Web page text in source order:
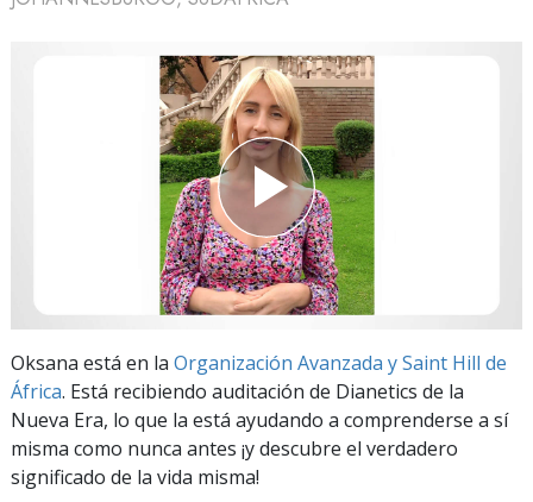
Oksana está en la Organización Avanzada y Saint Hill de
África. Está recibiendo auditación de Dianetics de la
Nueva Era, lo que la está ayudando a comprenderse a sí
misma como nunca antes ¡y descubre el verdadero
significado de la vida misma!